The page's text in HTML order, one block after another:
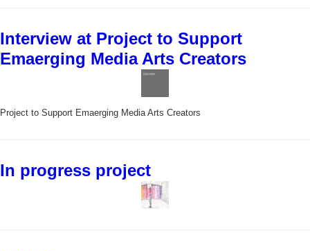
Interview at Project to Support
Emaerging Media Arts Creators
Project to Support Emaerging Media Arts Creators
In progress project